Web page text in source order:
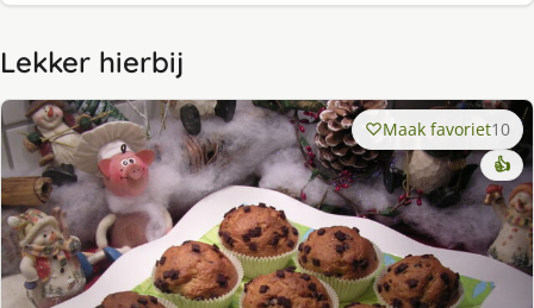
Lekker hierbij
Maak favoriet10
👍